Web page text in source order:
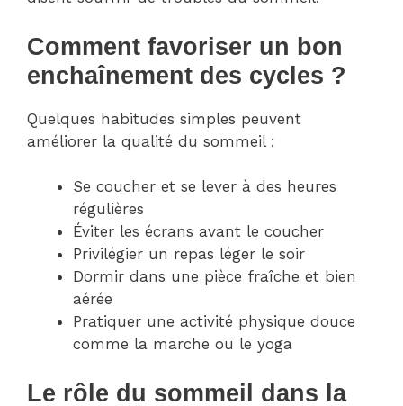
Comment favoriser un bon
enchaînement des cycles ?
Quelques habitudes simples peuvent
améliorer la qualité du sommeil :
Se coucher et se lever à des heures
régulières
Éviter les écrans avant le coucher
Privilégier un repas léger le soir
Dormir dans une pièce fraîche et bien
aérée
Pratiquer une activité physique douce
comme la marche ou le yoga
Le rôle du sommeil dans la